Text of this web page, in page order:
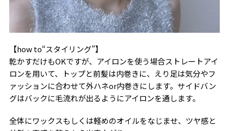
【how to“スタイリング”】
乾かすだけもOKですが、アイロンを使う場合ストレートアイ
ロンを用いて、トップと前髪は内巻きに、えり足は気分やフ
ァッションに合わせて外ハネor内巻きにします。サイドバン
グはバックに毛流れが出るようにアイロンを通します。
全体にワックスもしくは軽めのオイルをなじませ、ツヤ感と